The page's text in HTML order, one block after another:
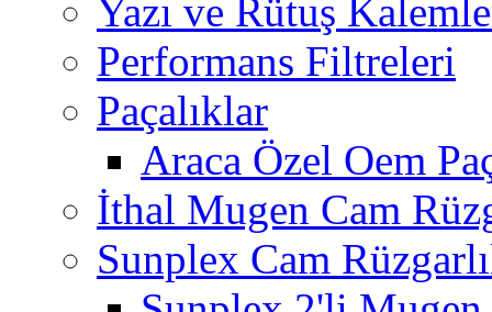
Yazı ve Rütuş
Performans Filtreleri
Paçalıklar
Araca Özel Oem
İthal Mugen Cam
Sunplex Cam